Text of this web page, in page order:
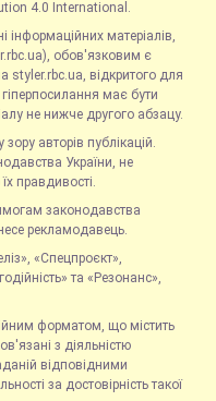
4.0 International.
матеріалів,
обов'язковим є
styler.rbc.ua, відкритого для
має бути
не нижче другого абзацу.
авторів публікацій.
України, не
правдивості.
законодавства
рекламодавець.
«Спецпроєкт»,
та «Резонанс»,
форматом, що містить
з діяльністю
відповідними
за достовірність такої